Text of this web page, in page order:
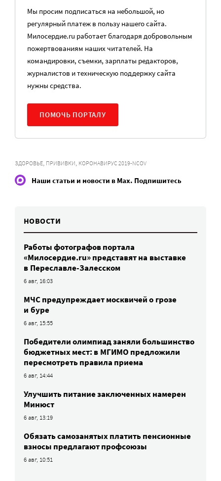
Мы просим подписаться на небольшой, но
регулярный платеж в пользу нашего сайта.
Милосердие.ru работает благодаря добровольным
пожертвованиям наших читателей. На
командировки, съемки, зарплаты редакторов,
журналистов и техническую поддержку сайта
нужны средства.
ПОМОЧЬ ПОРТАЛУ
ЗДОРОВЬЕ, ПРИВИВКИ, КОРОНАВИРУС 2019-NCOV
Наши статьи и новости в Max. Подпишитесь
НОВОСТИ
Работы фотографов портала
«Милосердие.ru» представят на выставке
в Переславле-Залесском
6 авг, 16:03
МЧС предупреждает москвичей о грозе
и буре
6 авг, 15:55
Победители олимпиад заняли большинство
бюджетных мест: в МГИМО предложили
пересмотреть правила приема
6 авг, 14:44
Улучшить питание заключенных намерен
Минюст
6 авг, 13:19
Обязать самозанятых платить пенсионные
взносы предлагают профсоюзы
6 авг, 10:51